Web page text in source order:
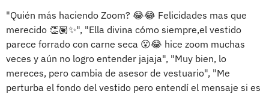
"Quién más haciendo Zoom? 😂😂 Felicidades mas que
merecido 👏🏽✨", "Ella divina cómo siempre,el vestido
parece forrado con carne seca 😮😂 hice zoom muchas
veces y aún no logro entender jajaja", "Muy bien, lo
mereces, pero cambia de asesor de vestuario", "Me
perturba el fondo del vestido pero entendí el mensaje si es